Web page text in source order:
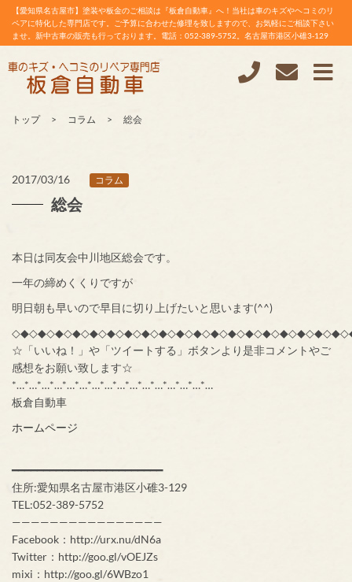
【愛知県名古屋市】塗装や板金のご相談は『板倉自動車』へ！当社は車のキズやヘコミのリ
ペアに特化した専門店です。ご予算に合わせた修理を致しますので、お気軽にご相談下さい
ませ。新中古車の販売も行っております。電話：052-389-5752。名古屋市港区小碓3-129
トップ コラム 総会
2017/03/16 コラム
総会
本日は同友会中川地区総会です。
一年の締めくくりですが
明日朝も早いので早目に切り上げたいと思います(^^)
☆「いいね！」や「ツイートする」ボタンより是非コメントやご
感想をお願い致します☆
*…*…*…*…*…*…*…*…*…*…*…*…*…*…*…*…
板倉自動車
ホームページ
━━━━━━━━━━━━━━━━━━━━━━━━
住所:愛知県名古屋市港区小碓3-129
TEL:052-389-5752
————————————————
Facebook：http://urx.nu/dN6a
Twitter：http://goo.gl/vOEJZs
mixi：http://goo.gl/6WBzo1